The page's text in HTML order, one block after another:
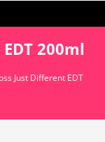
200ml
Just Different EDT